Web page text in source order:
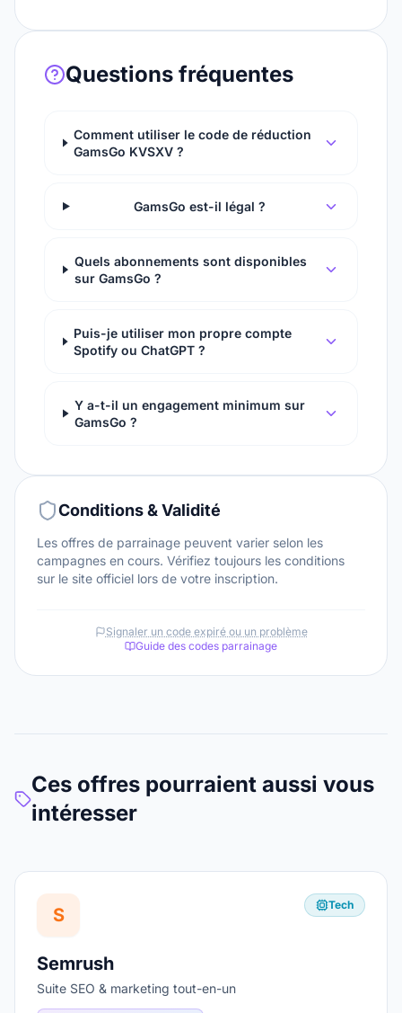
Questions fréquentes
Comment utiliser le code de réduction
GamsGo KVSXV ?
GamsGo est-il légal ?
Quels abonnements sont disponibles
sur GamsGo ?
Puis-je utiliser mon propre compte
Spotify ou ChatGPT ?
Y a-t-il un engagement minimum sur
GamsGo ?
Conditions & Validité
Les offres de parrainage peuvent varier selon les
campagnes en cours. Vérifiez toujours les conditions
sur le site officiel lors de votre inscription.
Signaler un code expiré ou un problème
Guide des codes parrainage
Ces offres pourraient aussi vous
intéresser
S Tech
Semrush
Suite SEO & marketing tout-en-un